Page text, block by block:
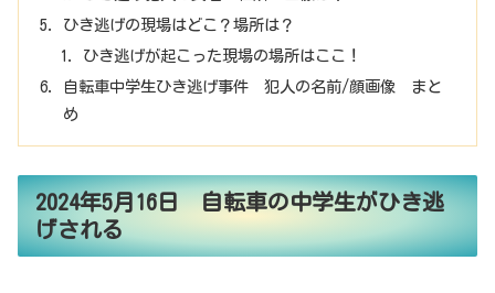
ひき逃げの現場はどこ？場所は？
ひき逃げが起こった現場の場所はここ！
自転車中学生ひき逃げ事件 犯人の名前/顔画像 まと
め
2024年5月16日 自転車の中学生がひき逃
げされる